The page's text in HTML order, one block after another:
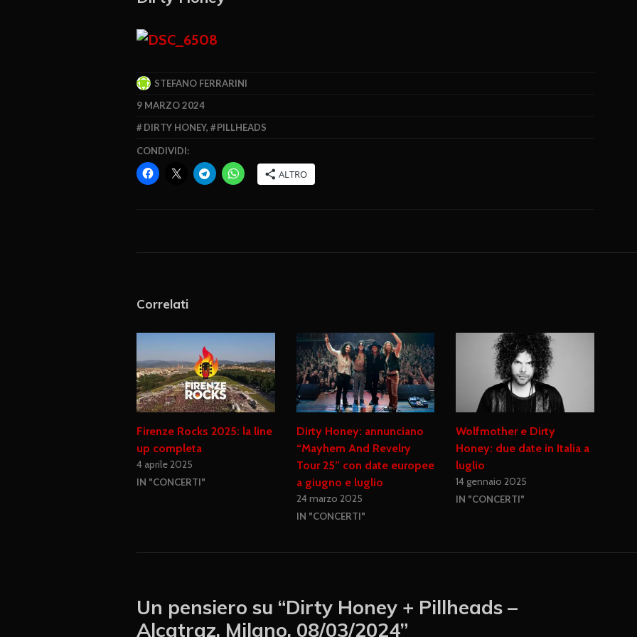
STEFANO FERRARINI
9 MARZO 2024
DIRTY HONEY, PILLHEADS
CONDIVIDI:
ALTRO
Correlati
Firenze Rocks 2025: la line
up completa
4 aprile 2025
IN "CONCERTI"
Dirty Honey: annunciano
“Mayhem And Revelry
Tour 25” con date europee
a giugno e luglio
24 marzo 2025
IN "CONCERTI"
Wolfmother e Dirty
Honey: due date in Italia a
luglio
14 gennaio 2025
IN "CONCERTI"
Un pensiero su “Dirty Honey + Pillheads –
Alcatraz, Milano, 08/03/2024”